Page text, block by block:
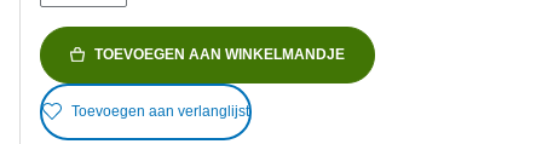
TOEVOEGEN AAN WINKELMANDJE
Toevoegen aan verlanglijst